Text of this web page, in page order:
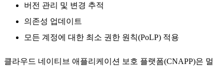
버전 관리 및 변경 추적
의존성 업데이트
모든 계정에 대한 최소 권한 원칙(PoLP) 적용
클라우드 네이티브 애플리케이션 보호 플랫폼(CNAPP)은 멀